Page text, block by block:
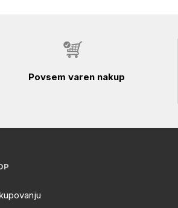
Povsem varen nakup